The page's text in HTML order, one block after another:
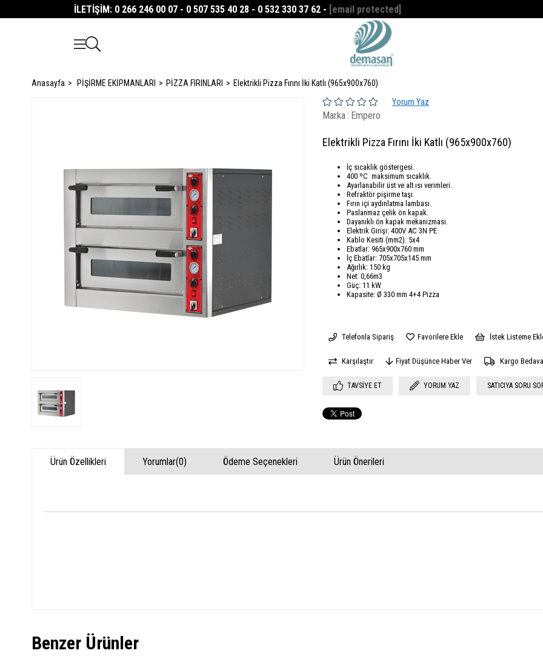
İLETİŞİM: 0 266 246 00 07 - 0 507 535 40 28 - 0 532 330 37 62 - [email protected]
Anasayfa PİŞİRME EKİPMANLARI PİZZA FIRINLARI Elektrikli Pizza Fırını İki Katlı (965x900x760)
Yorum Yaz
Marka: Empero
Elektrikli Pizza Fırını İki Katlı (965x900x760)
İç sıcaklık göstergesi.
400 ºC maksimum sıcaklık.
Ayarlanabilir üst ve alt ısı verimleri.
Refraktör pişirme taşı.
Fırın içi aydınlatma lambası.
Paslanmaz çelik ön kapak.
Dayanıklı ön kapak mekanizması.
Elektrik Girişi: 400V AC 3N PE
Kablo Kesiti (mm2): 5x4
Ebatlar: 965x900x760 mm
İç Ebatlar: 705x705x145 mm
Ağırlık: 150 kg
Net: 0,66m3
Güç: 11 kW
Kapasite: Ø 330 mm 4+4 Pizza
Telefonla Sipariş Favorilere Ekle İstek Listeme
Karşılaştır Fiyat Düşünce Haber Ver Kargo Bedava
TAVSIYE ET YORUM YAZ SATICIYA SORU
Ürün Özellikleri Yorumlar(0) Ödeme Seçenekleri Ürün Önerileri
Benzer Ürünler